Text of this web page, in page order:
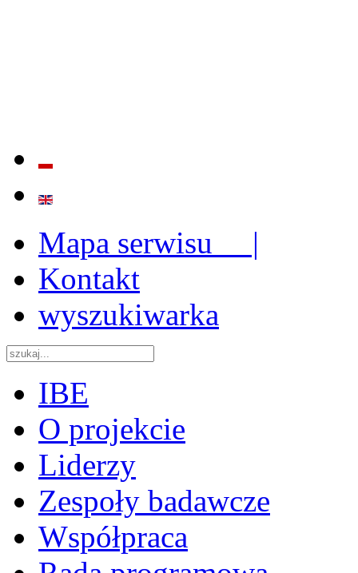
Mapa serwisu |
Kontakt
wyszukiwarka
IBE
O projekcie
Liderzy
Zespoły badawcze
Współpraca